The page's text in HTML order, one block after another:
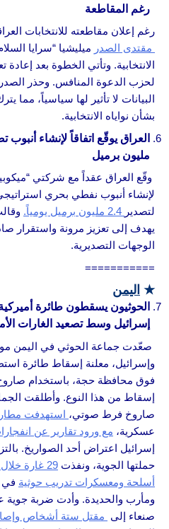
رغم المقاطعة
رغم إعلان مقاطعته للانتخابات
مقتدى الصدر ميليشيا “سرايا
الانتخابية. وتأتي الخطوة بعد إعادة
لحزب الدعوة المنافس. وحذر
البيانات لا تأثير لها سياسياً،
بشأن نواياه الانتخابية.
مليون برميل
وقّع العراق عقداً مع شركتي
لإنشاء أنبوب نفطي بحري استراتيجي
لتصدير
يهدف إلى تعزيز مرونة واستقرار
الوجهات التصديرية.
===========
★ اليمن
الحوثيون يسقطون طائرة
إسرائيل وسط تصعيد الغارات
صعّدت جماعة الحوثي في اليمن
وإسرائيل، معلنة إسقاط طائرة
فوق محافظة حجة، باستخدام
إسقاط من هذا النوع. وأطلقت
صاروخ فرط صوتي، استهدفت مطار
عسكرية، مع ورود تقارير عن
إسرائيل اعتراض أحد الصواريخ.
حملتها الجوية، ونفذت 29 غارة خلال ساعتين
أسلحة ومعسكرات تدريب حوثية في
ومأرب والحديدة. وأدت ضربة
صنعاء إلى مقتل ستة أشخاص وإصابة 26